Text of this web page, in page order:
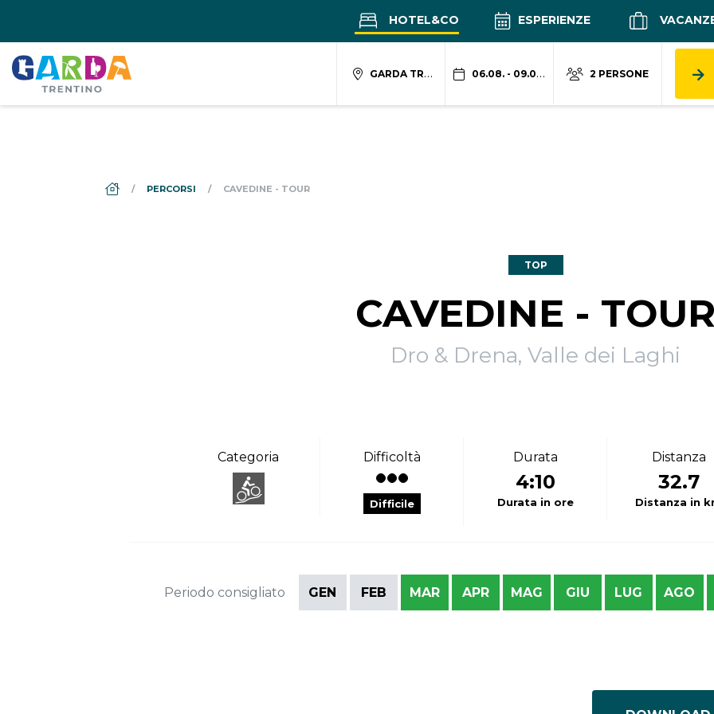
HOTEL&CO ESPERIENZE
GARDA TRENTINO 06.08. - 09.08. 2 PERSONE
DS_BREADCRUMB.HOME
PERCORSI CAVEDINE - TOUR
TOP
CAVEDINE - TOUR
Dro & Drena, Valle dei Laghi
Categoria Difficoltà
Difficile
Durata
4:10
Durata in ore
Distanza
32.7
Distanza in
Periodo consigliato GEN FEB MAR APR MAG GIU LUG AGO